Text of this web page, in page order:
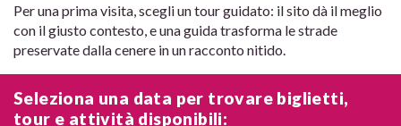
Per una prima visita, scegli un tour guidato: il sito dà il meglio
con il giusto contesto, e una guida trasforma le strade
preservate dalla cenere in un racconto nitido.
Seleziona una data per trovare biglietti,
tour e attività disponibili: